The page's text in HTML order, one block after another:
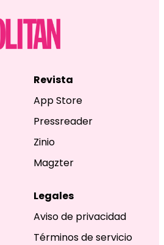
Revista
App Store
Pressreader
Zinio
Magzter
Legales
Aviso de privacidad
Términos de servicio